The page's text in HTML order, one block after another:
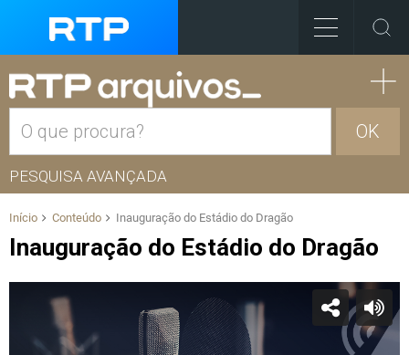
OK
PESQUISA AVANÇADA
Início Conteúdo Inauguração do Estádio do Dragão
Inauguração do Estádio do Dragão